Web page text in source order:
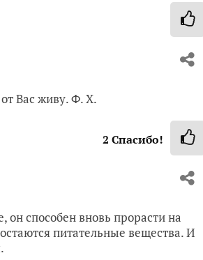
Вас живу. Ф. Х.
2 Спасибо!
способен вновь прорасти на
питательные вещества. И